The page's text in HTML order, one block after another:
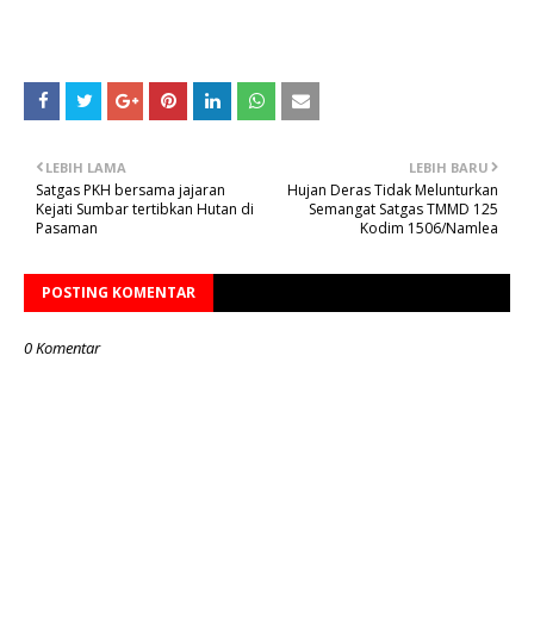
LEBIH BARU
Hujan Deras Tidak Melunturkan
Semangat Satgas TMMD 125
Kodim 1506/Namlea
LEBIH LAMA
Satgas PKH bersama jajaran
Kejati Sumbar tertibkan Hutan di
Pasaman
POSTING KOMENTAR
0 Komentar